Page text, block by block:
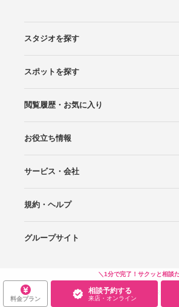
＼1分で完了！サクッと相談
料金プラン
相談予約する
来店・オンライン
スタジオを探す
エリアから探す
こだわりから探す
NEW PHOTO STYLE
プランから探す
フォトタイプ診断
フォトグラファーから探す
国内リゾートから探す
スポットを探す
ロケーションから探す
スタジオから探す
閲覧履歴・お気に入り
閲覧スタジオ
お気に入り
お役立ち情報
Wedding Photo マガジン
はじめてガイド
サービス・会社
Photoraitとは
スタジオの掲載について
お問い合わせ
運営会社
サイトマップ
規約・ヘルプ
プライバシーポリシー
利用規約
ヘルプ
グループサイト
Wedding Park 海外
Copyright©WEDDING PARK